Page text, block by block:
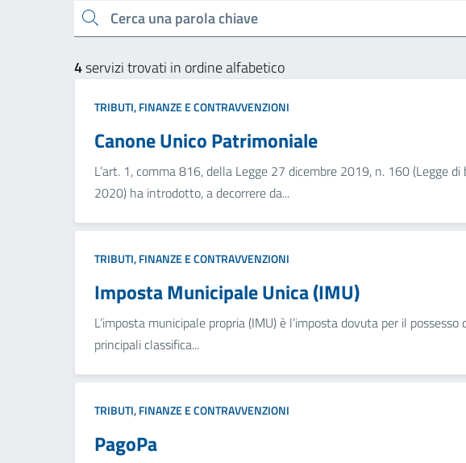
Cerca una parola chiave
4servizi trovati in ordine alfabetico
TRIBUTI, FINANZE E CONTRAVVENZIONI
Canone Unico Patrimoniale
L’art. 1, comma 816, della Legge 27 dicembre 2019, n. 160 (Legge
2020) ha introdotto, a decorrere da...
TRIBUTI, FINANZE E CONTRAVVENZIONI
Imposta Municipale Unica (IMU)
L’imposta municipale propria (IMU) è l’imposta dovuta per il
principali classifica...
TRIBUTI, FINANZE E CONTRAVVENZIONI
PagoPa